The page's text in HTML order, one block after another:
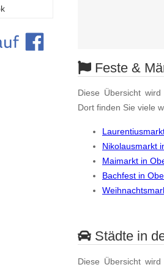
Feste &
Diese Übersicht
Dort finden Sie viele
Nikolausmarkt
Maimarkt in
Bachfest in
Städte in
Diese Übersicht